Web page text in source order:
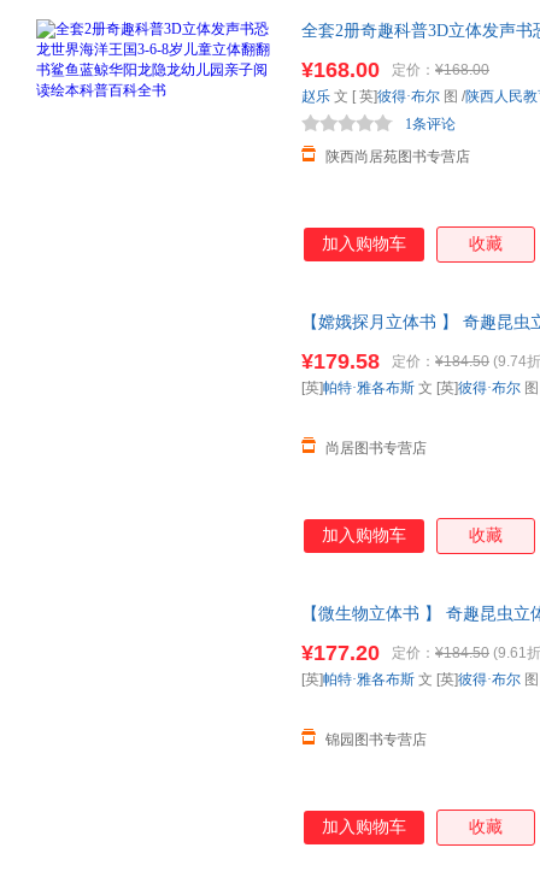
全套2册奇趣科普3D立体发声
¥168.00 定价： ¥168.00
陕西尚居苑图书专营店
1条评论
赵乐 文 [ 英]彼得·布尔 图 /陕西人民
加入购物车 收藏
【嫦娥探月立体书 】 奇趣昆
请放心下单，本店所有商品均
¥179.58 定价： ¥184.50 (9.74
尚居图书专营店
[英]帕特·雅各布斯 文 [英]彼得·布尔
加入购物车 收藏
【微生物立体书 】 奇趣昆虫
票 如需请联系在线客服
¥177.20 定价： ¥184.50 (9.61
锦园图书专营店
[英]帕特·雅各布斯 文 [英]彼得·布尔
加入购物车 收藏